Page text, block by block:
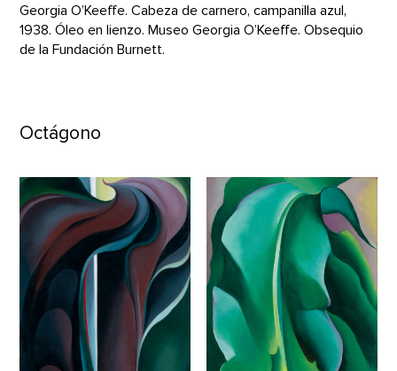
Georgia O’Keeffe. Cabeza de carnero, campanilla azul,
1938. Óleo en lienzo. Museo Georgia O’Keeffe. Obsequio
de la Fundación Burnett.
Octágono